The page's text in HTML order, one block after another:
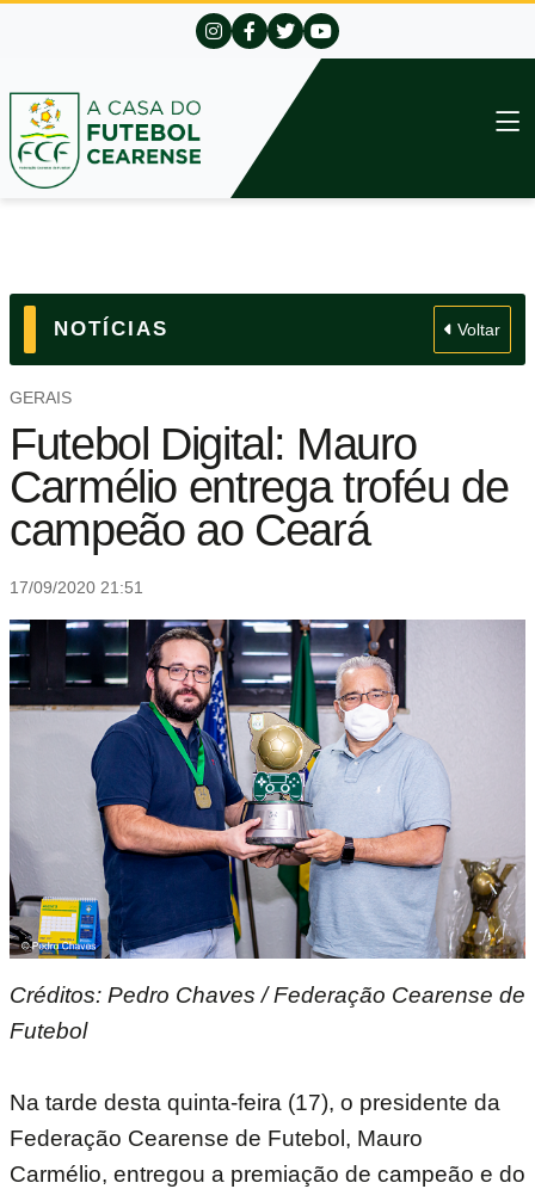
NOTÍCIAS Voltar
GERAIS
Futebol Digital: Mauro
Carmélio entrega troféu de
campeão ao Ceará
17/09/2020 21:51
Créditos: Pedro Chaves / Federação Cearense de
Futebol
Na tarde desta quinta-feira (17), o presidente da
Federação Cearense de Futebol, Mauro
Carmélio, entregou a premiação de campeão e do